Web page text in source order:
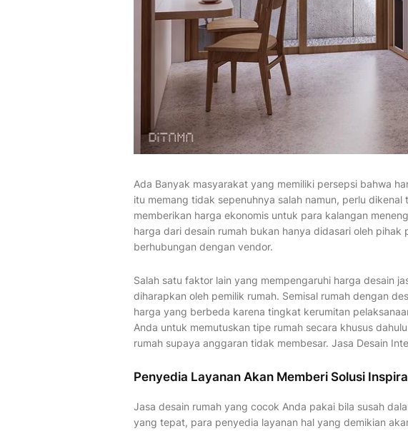
Ada Banyak masyarakat yang memiliki persepsi bahwa
itu memang tidak sepenuhnya salah namun, perlu
memberikan harga ekonomis untuk para kalangan
harga dari desain rumah bukan hanya didasari oleh pihak
berhubungan dengan vendor.
Salah satu faktor lain yang mempengaruhi harga desain
diharapkan oleh pemilik rumah. Semisal rumah dengan
harga yang berbeda karena tingkat kerumitan
Anda untuk memutuskan tipe rumah secara khusus
rumah supaya anggaran tidak membesar. Jasa Desain
Penyedia Layanan Akan Memberi Solusi
Jasa desain rumah yang cocok Anda pakai bila susah
yang tepat, para penyedia layanan hal yang demikian